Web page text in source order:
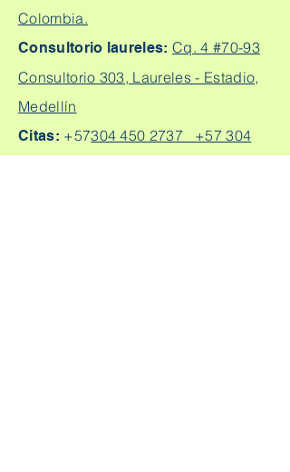
Colombia.
Consultorio laureles:Cq. 4 #70-93
Consultorio 303, Laureles - Estadio,
Medellín
Citas: +57304 450 2737 +57 304